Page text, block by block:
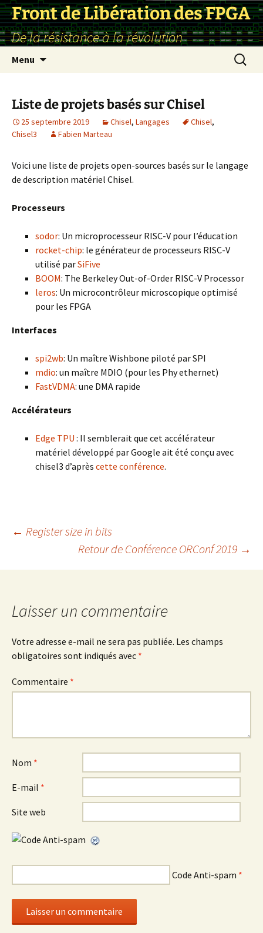
Front de Libération des FPGA
De la résistance à la révolution
Menu
Liste de projets basés sur Chisel
25 septembre 2019 Chisel, Langages Chisel,
Chisel3
Fabien Marteau
Voici une liste de projets open-sources basés sur le langage
de description matériel Chisel.
Processeurs
sodor: Un microprocesseur RISC-V pour l’éducation
rocket-chip: le générateur de processeurs RISC-V
utilisé parSiFive
BOOM: The Berkeley Out-of-Order RISC-V Processor
leros: Un microcontrôleur microscopique optimisé
pour les FPGA
Interfaces
spi2wb: Un maître Wishbone piloté par SPI
mdio: un maître MDIO (pour les Phy ethernet)
FastVDMA: une DMA rapide
Accélérateurs
Edge TPU : Il semblerait que cet accélérateur
matériel développé par Google ait été conçu avec
chisel3 d’après cette conférence.
Navigation
des
articles
← Register size in bits
Retour de Conférence ORConf 2019 →
Laisser un commentaire
Votre adresse e-mail ne sera pas publiée. Les champs
obligatoires sont indiqués avec *
Commentaire *
Nom *
E-mail *
Site web
Code Anti-spam *